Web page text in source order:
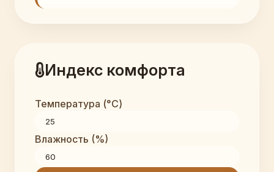
Индекс комфорта
Температура (°C)
Влажность (%)